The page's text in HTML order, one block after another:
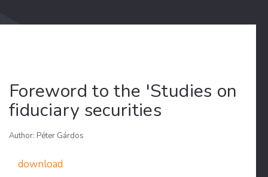
Foreword to the 'Studies on
fiduciary securities
Author: Péter Gárdos
download